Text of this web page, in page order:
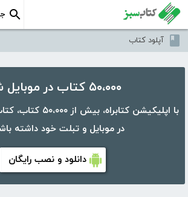
آپلود کتاب
۵۰،۰۰۰ کتاب در موبایل شما
با اپلیکیشن
در موبایل و تبلت خود داشته
دانلود و نصب رایگان